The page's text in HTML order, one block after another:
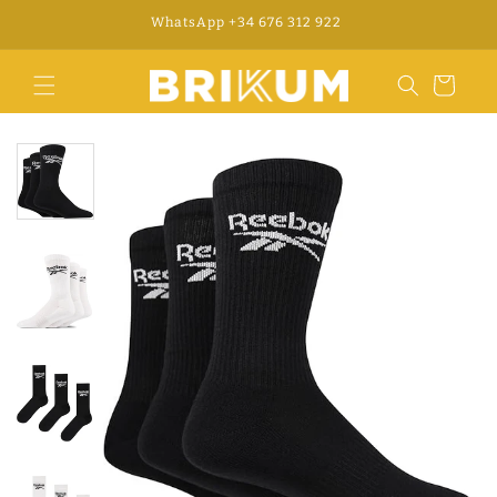
WhatsApp +34 676 312 922
Winkelwagen